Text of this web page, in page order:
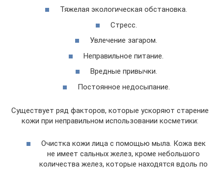
Тяжелая экологическая обстановка.
Стресс.
Увлечение загаром.
Неправильное питание.
Вредные привычки.
Постоянное недосыпание.
Существует ряд факторов, которые ускоряют старение
кожи при неправильном использовании косметики:
Очистка кожи лица с помощью мыла. Кожа век
не имеет сальных желез, кроме небольшого
количества желез, которые находятся вдоль по